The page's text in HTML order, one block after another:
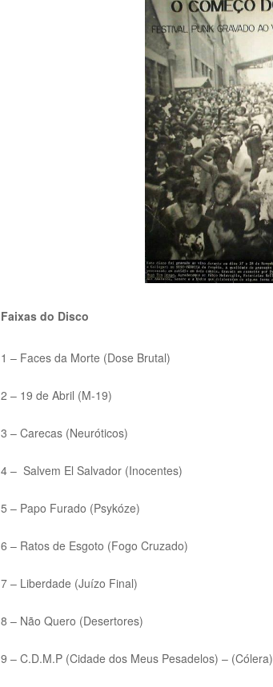
Faixas do Disco
1 – Faces da Morte (Dose Brutal)
2 – 19 de Abril (M-19)
3 – Carecas (Neuróticos)
4 – Salvem El Salvador (Inocentes)
5 – Papo Furado (Psykóze)
6 – Ratos de Esgoto (Fogo Cruzado)
7 – Liberdade (Juízo Final)
8 – Não Quero (Desertores)
9 – C.D.M.P (Cidade dos Meus Pesadelos) – (Cólera)